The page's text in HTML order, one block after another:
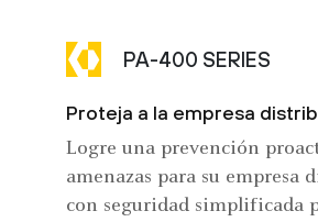
PA-400 SERIES
Proteja a la empresa
Logre una prevención
amenazas para su empresa
con seguridad simplificada